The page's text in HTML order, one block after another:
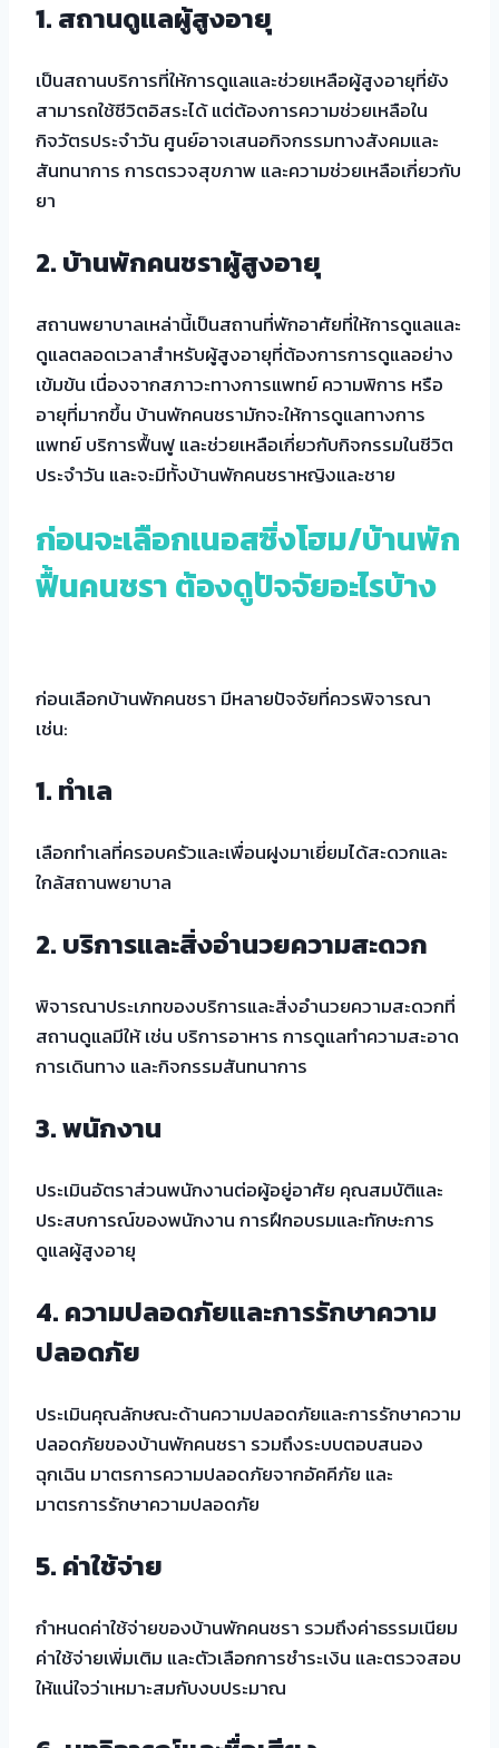
1. สถานดูแลผู้สูงอายุ
เป็นสถานบริการที่ให้การดูแลและช่วยเหลือผู้สูงอายุที่ยัง
สามารถใช้ชีวิตอิสระได้ แต่ต้องการความช่วยเหลือใน
กิจวัตรประจำวัน ศูนย์อาจเสนอกิจกรรมทางสังคมและ
สันทนาการ การตรวจสุขภาพ และความช่วยเหลือเกี่ยวกับ
ยา
2. บ้านพักคนชราผู้สูงอายุ
สถานพยาบาลเหล่านี้เป็นสถานที่พักอาศัยที่ให้การดูแลและ
ดูแลตลอดเวลาสำหรับผู้สูงอายุที่ต้องการการดูแลอย่าง
เข้มข้น เนื่องจากสภาวะทางการแพทย์ ความพิการ หรือ
อายุที่มากขึ้น บ้านพักคนชรามักจะให้การดูแลทางการ
แพทย์ บริการฟื้นฟู และช่วยเหลือเกี่ยวกับกิจกรรมในชีวิต
ประจำวัน และจะมีทั้งบ้านพักคนชราหญิงและชาย
ก่อนจะเลือกเนอสซิ่งโฮม/บ้านพัก
ฟื้นคนชราต้องดูปัจจัยอะไรบ้าง
ก่อนเลือกบ้านพักคนชรา มีหลายปัจจัยที่ควรพิจารณา
เช่น:
1. ทำเล
เลือกทำเลที่ครอบครัวและเพื่อนฝูงมาเยี่ยมได้สะดวกและ
ใกล้สถานพยาบาล
2. บริการและสิ่งอำนวยความสะดวก
พิจารณาประเภทของบริการและสิ่งอำนวยความสะดวกที่
สถานดูแลมีให้ เช่น บริการอาหาร การดูแลทำความสะอาด
การเดินทาง และกิจกรรมสันทนาการ
3. พนักงาน
ประเมินอัตราส่วนพนักงานต่อผู้อยู่อาศัย คุณสมบัติและ
ประสบการณ์ของพนักงาน การฝึกอบรมและทักษะการ
ดูแลผู้สูงอายุ
4. ความปลอดภัยและการรักษาความ
ปลอดภัย
ประเมินคุณลักษณะด้านความปลอดภัยและการรักษาความ
ปลอดภัยของบ้านพักคนชรา รวมถึงระบบตอบสนอง
ฉุกเฉิน มาตรการความปลอดภัยจากอัคคีภัย และ
มาตรการรักษาความปลอดภัย
5. ค่าใช้จ่าย
กำหนดค่าใช้จ่ายของบ้านพักคนชรา รวมถึงค่าธรรมเนียม
ค่าใช้จ่ายเพิ่มเติม และตัวเลือกการชำระเงิน และตรวจสอบ
ให้แน่ใจว่าเหมาะสมกับงบประมาณ